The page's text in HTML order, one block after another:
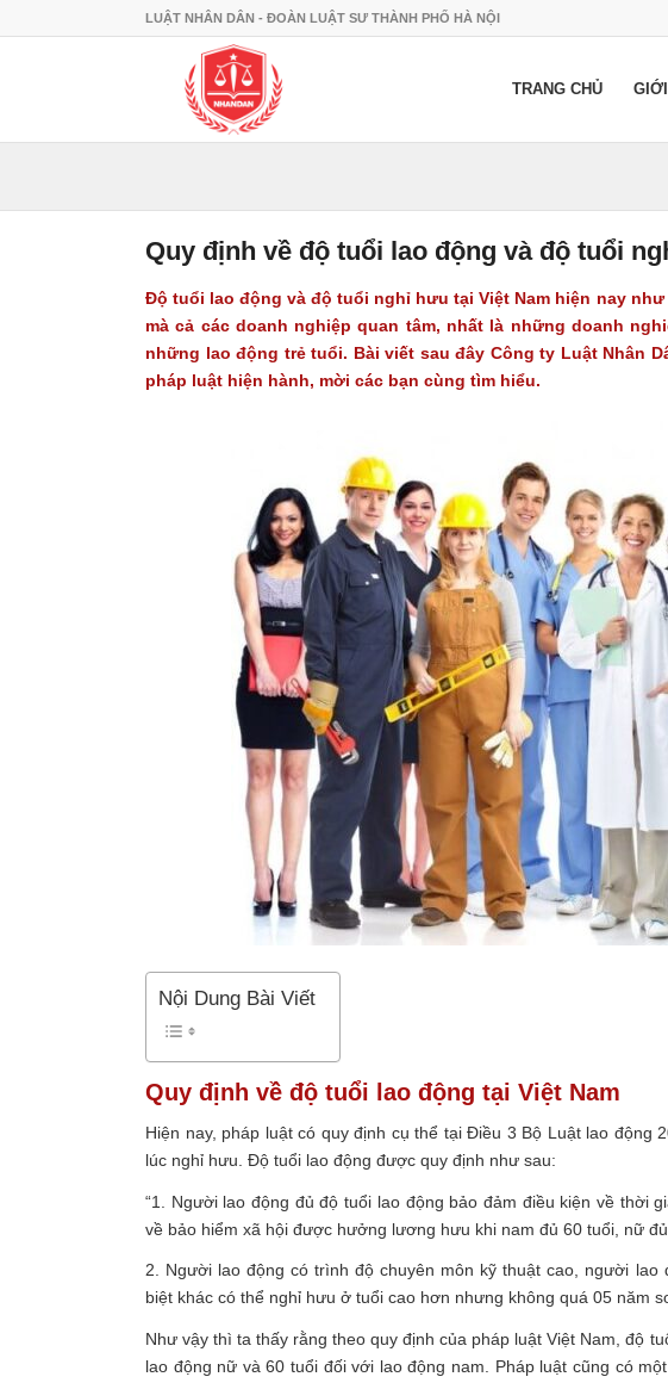
LUẬT NHÂN DÂN - ĐOÀN LUẬT SƯ THÀNH PHỐ HÀ NỘI
TRANG CHỦ
Quy định về độ tuổi lao động và độ tuổi
Độ tuổi lao động và độ tuổi nghỉ hưu tại Việt Nam hiện nay
mà cả các doanh nghiệp quan tâm, nhất là những doanh
những lao động trẻ tuổi. Bài viết sau đây Công ty Luật Nhân
pháp luật hiện hành, mời các bạn cùng tìm hiểu.
Nội Dung Bài Viết
Quy định về độ tuổi lao động tại Việt Nam
Hiện nay, pháp luật có quy định cụ thể tại Điều 3 Bộ Luật lao động
lúc nghỉ hưu. Độ tuổi lao động được quy định như sau:
“1. Người lao động đủ độ tuổi lao động bảo đảm điều kiện về thời
về bảo hiểm xã hội được hưởng lương hưu khi nam đủ 60 tuổi, nữ đủ
2. Người lao động có trình độ chuyên môn kỹ thuật cao, người
biệt khác có thể nghỉ hưu ở tuổi cao hơn nhưng không quá 05 năm
Như vậy thì ta thấy rằng theo quy định của pháp luật Việt Nam, độ
lao động nữ và 60 tuổi đối với lao động nam. Pháp luật cũng có